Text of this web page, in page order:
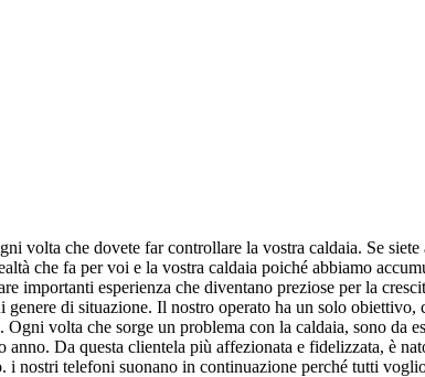
volta che dovete far controllare la vostra caldaia. Se
che fa per voi e la vostra caldaia poiché abbiamo
esperienza che diventano preziose per la
di situazione. Il nostro operato ha un solo obiettivo,
volta che sorge un problema con la caldaia, sono da
anno. Da questa clientela più affezionata e fidelizzata, è
i nostri telefoni suonano in continuazione perché tutti